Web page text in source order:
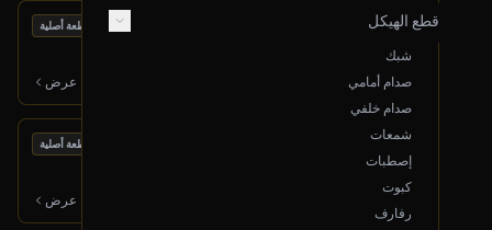
قطع الهيكل
شبك
صدام أمامي
صدام خلفي
شمعات
إصطبات
كبوت
رفارف
بحالة ممتازة قطعة أصلية
عرض
قطعة أصلية
عرض